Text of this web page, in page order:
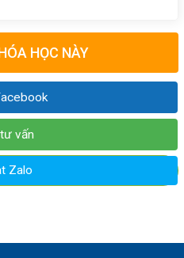
HỌC NÀY
vấn
Zalo